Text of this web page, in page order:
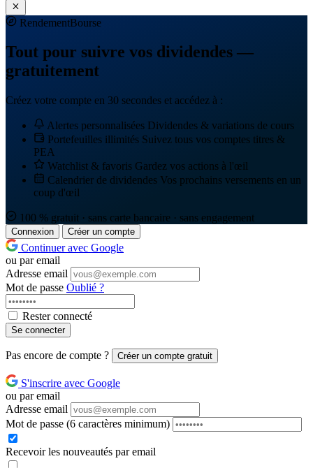
RendementBourse
Tout pour suivre vos dividendes —
gratuitement
Créez votre compte en 30 secondes et accédez à :
Alertes personnalisées Dividendes & variations de cours
Portefeuilles illimités Suivez tous vos comptes titres &
PEA
Watchlist & favoris Gardez vos actions à l'œil
Calendrier de dividendes Vos prochains versements en un
coup d'œil
100 % gratuit · sans carte bancaire · sans engagement
Connexion Créer un compte
Continuer avec Google
ou par email
Adresse email
Mot de passe Oublié ?
Rester connecté
Se connecter
Pas encore de compte ? Créer un compte gratuit
S'inscrire avec Google
ou par email
Adresse email
Mot de passe (6 caractères minimum)
Recevoir les nouveautés par email